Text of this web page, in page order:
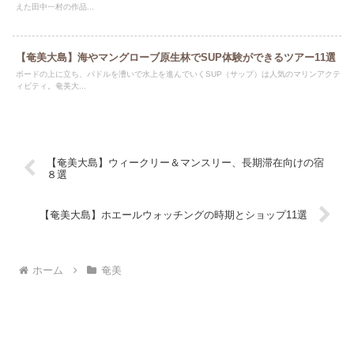
えた田中一村の作品...
【奄美大島】海やマングローブ原生林でSUP体験ができるツアー11選
ボードの上に立ち、パドルを漕いで水上を進んでいくSUP（サップ）は人気のマリンアクテ
ィビティ。奄美大...
【奄美大島】ウィークリー＆マンスリー、長期滞在向けの宿
８選
【奄美大島】ホエールウォッチングの時期とショップ11選
ホーム 奄美